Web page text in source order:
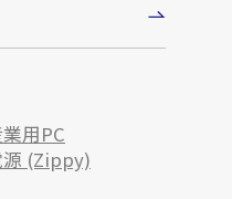
用PC
源 (Zippy)